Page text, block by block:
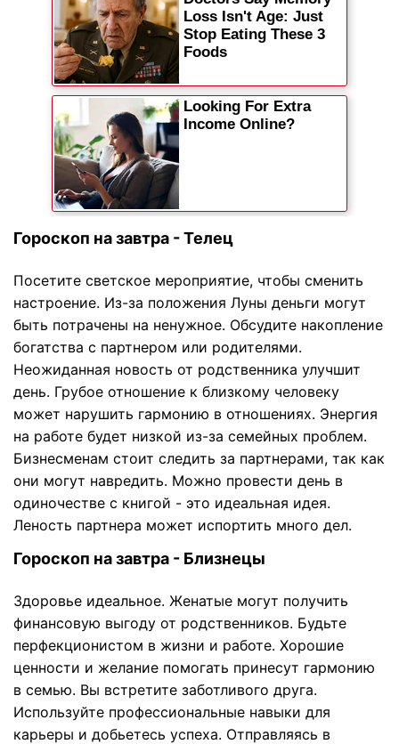
Гороскоп на завтра - Телец
Посетите светское мероприятие, чтобы сменить
настроение. Из-за положения Луны деньги могут
быть потрачены на ненужное. Обсудите накопление
богатства с партнером или родителями.
Неожиданная новость от родственника улучшит
день. Грубое отношение к близкому человеку
может нарушить гармонию в отношениях. Энергия
на работе будет низкой из-за семейных проблем.
Бизнесменам стоит следить за партнерами, так как
они могут навредить. Можно провести день в
одиночестве с книгой - это идеальная идея.
Леность партнера может испортить много дел.
Гороскоп на завтра - Близнецы
Здоровье идеальное. Женатые могут получить
финансовую выгоду от родственников. Будьте
перфекционистом в жизни и работе. Хорошие
ценности и желание помогать принесут гармонию
в семью. Вы встретите заботливого друга.
Используйте профессиональные навыки для
карьеры и добьетесь успеха. Отправляясь в